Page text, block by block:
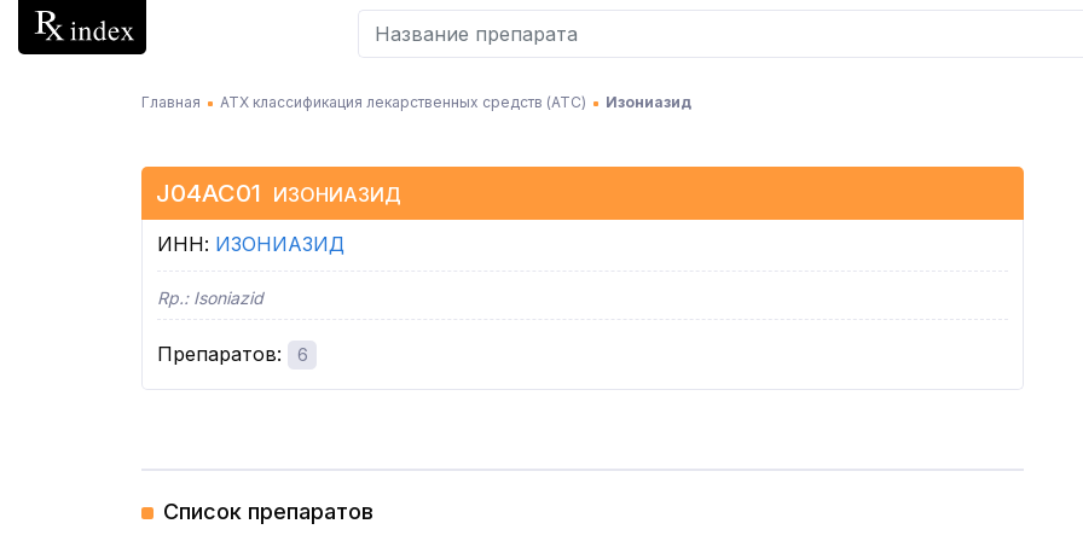
Главная АТХ классификация лекарственных средств (АТC) Изониазид
J04AC01 ИЗОНИАЗИД
ИНН: ИЗОНИАЗИД
Rp.: Isoniazid
Препаратов: 6
Список препаратов